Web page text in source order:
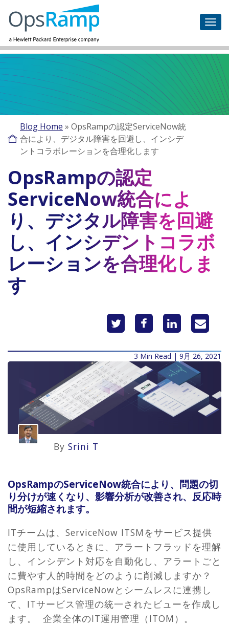
Blog Home » OpsRampの認定ServiceNow統
合により、デジタル障害を回避し、インシデ
ントコラボレーションを合理化します
OpsRampの認定
ServiceNow統合によ
り、デジタル障害を回避
し、インシデントコラボ
レーションを合理化しま
す
3 Min Read | 9月 26, 2021
By Srini T
OpsRampのServiceNow統合により、問題の切
り分けが速くなり、影響分析が改善され、反応時
間が短縮されます。
ITチームは、ServiceNow ITSMをサービス提供
に使用しているときに、アラートフラッドを理解
し、インシデント対応を自動化し、アラートごと
に費やす人的時間をどのように削減しますか？
OpsRampはServiceNowとシームレスに連携し
て、ITサービス管理の統一されたビューを作成し
ます。 企業全体のIT運用管理（ITOM）。